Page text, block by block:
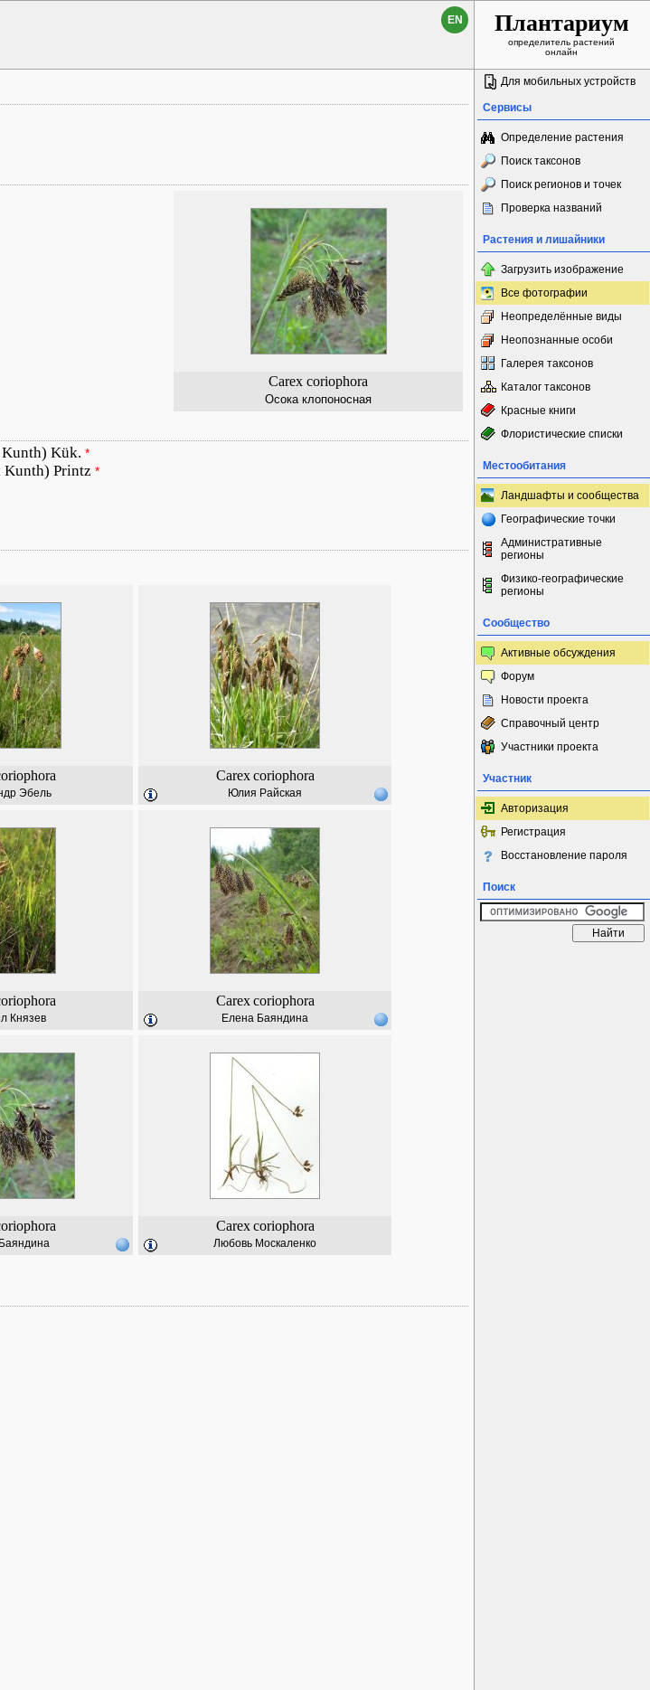
EN Плантариум
определитель растений
онлайн
Carex coriophora
Осока клопоносная
Kük. *
Kunth) Printz *
Эбель
Carex coriophora
Юлия Райская
Князев
Carex coriophora
Елена Баяндина
Carex coriophora
Любовь Москаленко
Для мобильных устройств
Сервисы
Определение растения
Поиск таксонов
Поиск регионов и точек
Проверка названий
Растения и лишайники
Загрузить изображение
Все фотографии
Неопределённые виды
Неопознанные особи
Галерея таксонов
Каталог таксонов
Красные книги
Флористические списки
Местообитания
Ландшафты и сообщества
Географические точки
Административные
регионы
Физико-географические
регионы
Сообщество
Активные обсуждения
Форум
Новости проекта
Справочный центр
Участники проекта
Участник
Авторизация
Регистрация
Восстановление пароля
Поиск